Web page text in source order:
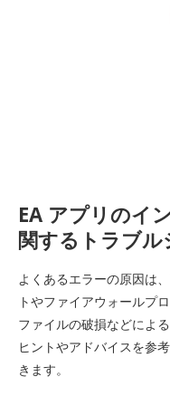
EA アプリのイ
関するトラブ
よくあるエラーの原因は
トやファイアウォールプ
ファイルの破損などによ
ヒントやアドバイスを参
きます。